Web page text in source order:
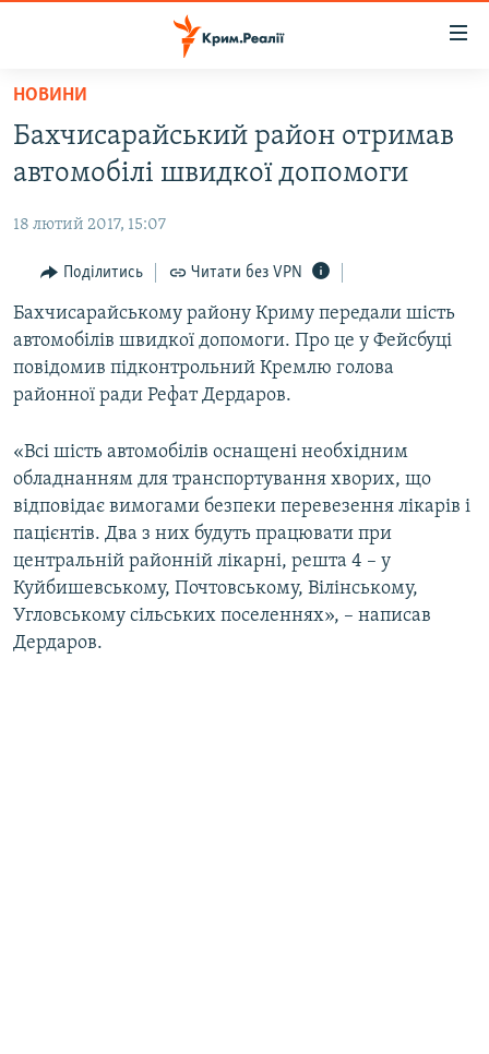
Перейти
основного
матеріалу
до
навігації
Перейти
до
пошуку
ВОДА.КРИМ
ПОЛІТИКА
БЛОГИ
ПОГЛЯД
ІНТЕРВ'Ю
ВСЕ ЗА ДЕНЬ
ВІДЕОУРОКИ «ELIFBE»
УКРАЇНСЬКА ПРОБЛЕМА КРИМУ
ІНФОГРАФІКА
ЯК ОБІЙТИ БЛОКУВАННЯ
Русский
Qırımtatar
ДОЛУЧАЙСЯ!
НОВИНИ
Бахчисарайський район отримав
автомобілі швидкої допомоги
18 лютий 2017, 15:07
Поділитись Читати без VPN
Бахчисарайському району Криму передали шість
автомобілів швидкої допомоги. Про це у Фейсбуці
повідомив підконтрольний Кремлю голова
районної ради Рефат Дердаров.
«Всі шість автомобілів оснащені необхідним
обладнанням для транспортування хворих, що
відповідає вимогами безпеки перевезення лікарів і
пацієнтів. Два з них будуть працювати при
центральній районній лікарні, решта 4 – у
Куйбишевському, Почтовському, Вілінському,
Угловському сільських поселеннях», – написав
Дердаров.